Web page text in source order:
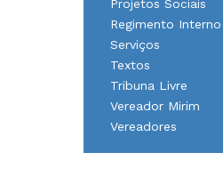
Projetos Sociais
Regimento Interno
Serviços
Textos
Tribuna Livre
Vereador Mirim
Vereadores